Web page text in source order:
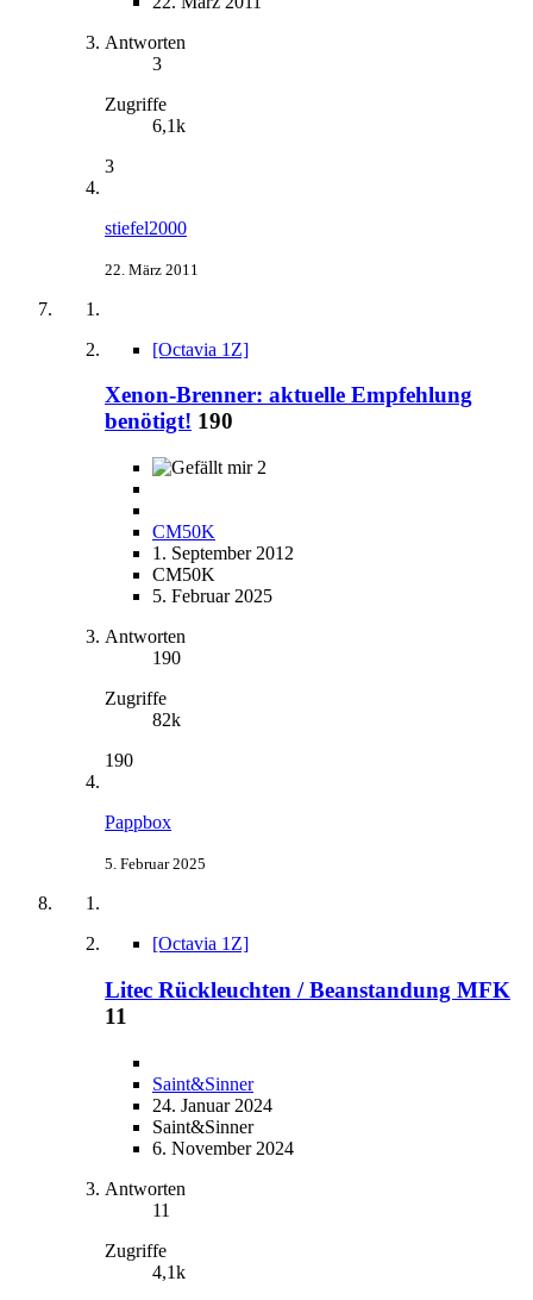
Antworten
3
Zugriffe
6,1k
3
stiefel2000
22. März 2011
[Octavia 1Z]
Xenon-Brenner: aktuelle Empfehlung
benötigt! 190
2
CM50K
1. September 2012
CM50K
5. Februar 2025
Antworten
190
Zugriffe
82k
190
Pappbox
5. Februar 2025
[Octavia 1Z]
Litec Rückleuchten / Beanstandung MFK
11
Saint&Sinner
24. Januar 2024
Saint&Sinner
6. November 2024
Antworten
11
Zugriffe
4,1k